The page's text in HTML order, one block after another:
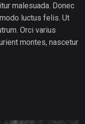
malesuada. Donec
luctus felis. Ut
Orci varius
montes, nascetur